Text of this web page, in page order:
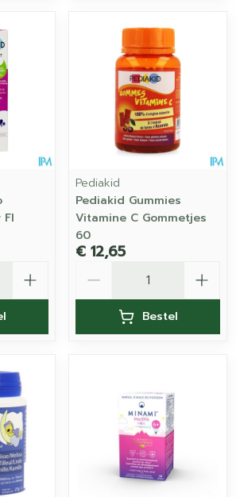
Fl
Pediakid
Pediakid Gummies
Vitamine C Gommetjes
60
€ 12,65
Bestel